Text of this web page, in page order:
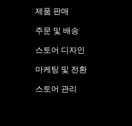
제품 판매
주문 및 배송
스토어 디자인
마케팅 및 전환
스토어 관리